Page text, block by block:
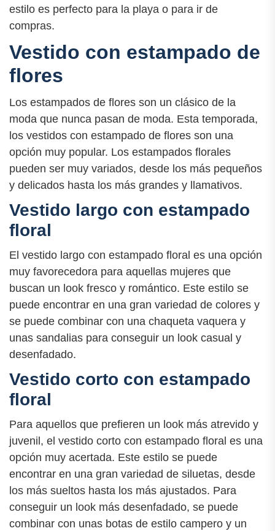
estilo es perfecto para la playa o para ir de
compras.
Vestido con estampado de
flores
Los estampados de flores son un clásico de la
moda que nunca pasan de moda. Esta temporada,
los vestidos con estampado de flores son una
opción muy popular. Los estampados florales
pueden ser muy variados, desde los más pequeños
y delicados hasta los más grandes y llamativos.
Vestido largo con estampado
floral
El vestido largo con estampado floral es una opción
muy favorecedora para aquellas mujeres que
buscan un look fresco y romántico. Este estilo se
puede encontrar en una gran variedad de colores y
se puede combinar con una chaqueta vaquera y
unas sandalias para conseguir un look casual y
desenfadado.
Vestido corto con estampado
floral
Para aquellos que prefieren un look más atrevido y
juvenil, el vestido corto con estampado floral es una
opción muy acertada. Este estilo se puede
encontrar en una gran variedad de siluetas, desde
los más sueltos hasta los más ajustados. Para
conseguir un look más desenfadado, se puede
combinar con unas botas de estilo campero y un